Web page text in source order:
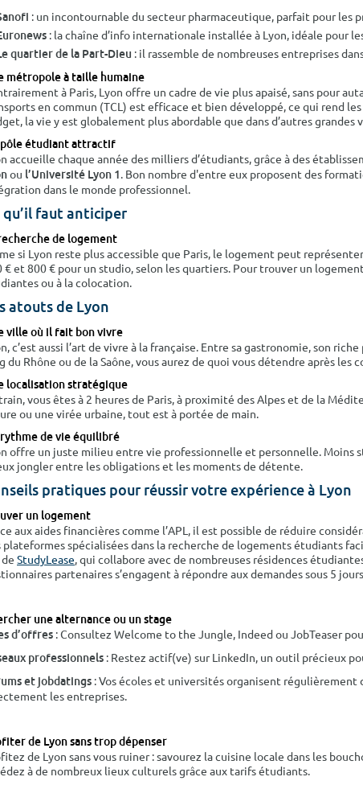
: un incontournable du secteur pharmaceutique, parfait pour les
: la chaîne d’info internationale installée à Lyon, idéale pour
quartier de la Part-Dieu : il rassemble de nombreuses entreprises
métropole à taille humaine
à Paris, Lyon offre un cadre de vie plus apaisé, sans pour
en commun (TCL) est efficace et bien développé, ce qui rend
la vie y est globalement plus abordable que dans d’autres grandes
pôle étudiant attractif
accueille chaque année des milliers d’étudiants, grâce à des
ou l’Université Lyon 1. Bon nombre d'entre eux proposent des
dans le monde professionnel.
qu’il faut anticiper
de logement
si Lyon reste plus accessible que Paris, le logement peut
€ et 800 € pour un studio, selon les quartiers. Pour trouver un
ou à la colocation.
atouts de Lyon
ville où il fait bon vivre
c’est aussi l’art de vivre à la française. Entre sa gastronomie, son
du Rhône ou de la Saône, vous aurez de quoi vous détendre après les
localisation stratégique
vous êtes à 2 heures de Paris, à proximité des Alpes et de la
ou une virée urbaine, tout est à portée de main.
de vie équilibré
offre un juste milieu entre vie professionnelle et personnelle. Moins
jongler entre les obligations et les moments de détente.
pratiques pour réussir votre expérience à Lyon
un logement
aux aides financières comme l’APL, il est possible de réduire
plateformes spécialisées dans la recherche de logements étudiants
StudyLease, qui collabore avec de nombreuses résidences
partenaires s’engagent à répondre aux demandes sous 5
une alternance ou un stage
d’offres : Consultez Welcome to the Jungle, Indeed ou JobTeaser
professionnels : Restez actif(ve) sur LinkedIn, un outil précieux
et jobdatings : Vos écoles et universités organisent
les entreprises.
de Lyon sans trop dépenser
de Lyon sans vous ruiner : savourez la cuisine locale dans les
à de nombreux lieux culturels grâce aux tarifs étudiants.